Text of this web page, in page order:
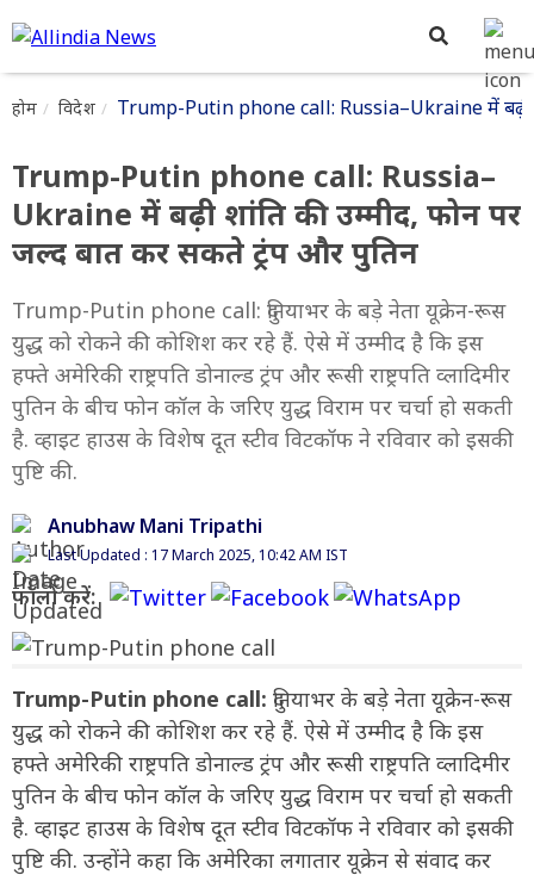
होम विदेश Trump-Putin phone call: Russia–Ukraine में बढ़ी
Trump-Putin phone call: Russia–
Ukraine में बढ़ी शांति की उम्मीद, फोन पर
जल्द बात कर सकते ट्रंप और पुतिन
Trump-Putin phone call: दुनियाभर के बड़े नेता यूक्रेन-रूस
युद्ध को रोकने की कोशिश कर रहे हैं. ऐसे में उम्मीद है कि इस
हफ्ते अमेरिकी राष्ट्रपति डोनाल्ड ट्रंप और रूसी राष्ट्रपति व्लादिमीर
पुतिन के बीच फोन कॉल के जरिए युद्ध विराम पर चर्चा हो सकती
है. व्हाइट हाउस के विशेष दूत स्टीव विटकॉफ ने रविवार को इसकी
पुष्टि की.
Anubhaw Mani Tripathi
Last Updated : 17 March 2025, 10:42 AM IST
फॉलो करें:
Trump-Putin phone call: दुनियाभर के बड़े नेता यूक्रेन-रूस
युद्ध को रोकने की कोशिश कर रहे हैं. ऐसे में उम्मीद है कि इस
हफ्ते अमेरिकी राष्ट्रपति डोनाल्ड ट्रंप और रूसी राष्ट्रपति व्लादिमीर
पुतिन के बीच फोन कॉल के जरिए युद्ध विराम पर चर्चा हो सकती
है. व्हाइट हाउस के विशेष दूत स्टीव विटकॉफ ने रविवार को इसकी
पुष्टि की. उन्होंने कहा कि अमेरिका लगातार यूक्रेन से संवाद कर